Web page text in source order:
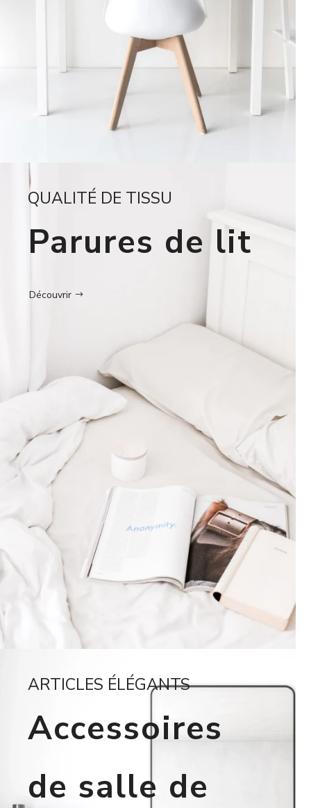
QUALITÉ DE TISSU
Parures de lit
Découvrir
ARTICLES ÉLÉGANTS
Accessoires
de salle de